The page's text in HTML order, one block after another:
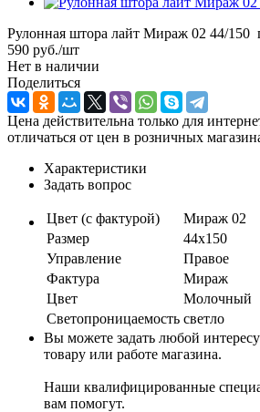
Рулонная штора лайт Мираж 02 44/150
590 руб./шт
Нет в наличии
Поделиться
Цена действительна только для
отличаться от цен в розничных
Характеристики
Задать вопрос
Цвет (с фактурой)
Мираж 02
Размер
44х150
Управление
Правое
Фактура
Мираж
Цвет
Молочный
Светопроницаемость светло
Вы можете задать любой
товару или работе магазина.
Наши квалифицированные
вам помогут.